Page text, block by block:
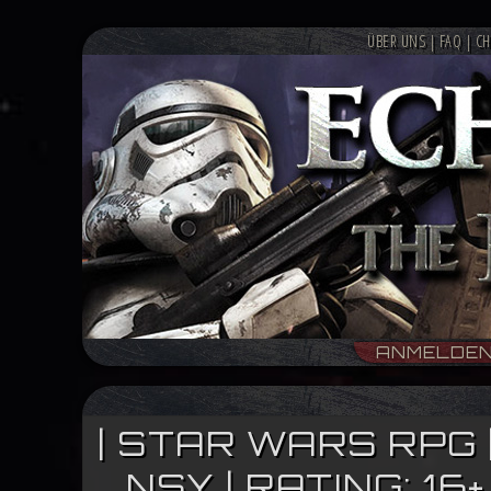
ÜBER UNS| FAQ|
| STAR WARS